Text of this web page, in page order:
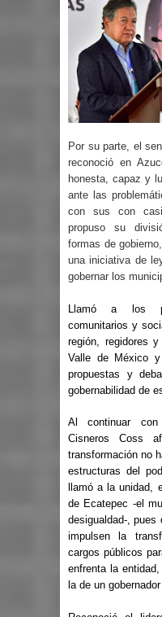
Por su parte, el
reconoció en
honesta, capaz y
ante las
con sus con
propuso su
formas de
una iniciativa de
gobernar los
Llamó a los
comunitarios y
región, regidores
Valle de México
propuestas y
gobernabilidad de
Al continuar
Cisneros Coss
transformación no
estructuras del
llamó a la unidad,
de Ecatepec -el
desigualdad-, pues
impulsen la
cargos públicos
enfrenta la
la de un